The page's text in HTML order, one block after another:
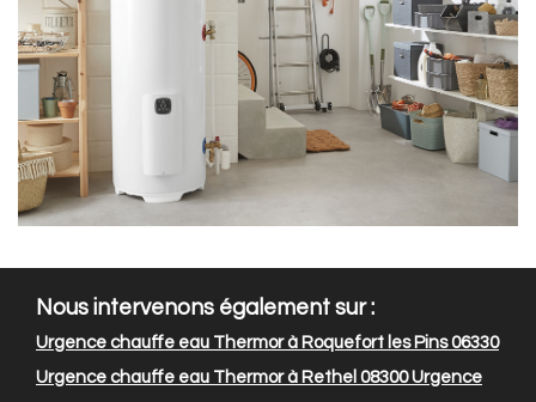
Nous intervenons également sur :
Urgence chauffe eau Thermor à Roquefort les Pins 06330
Urgence chauffe eau Thermor à Rethel 08300Urgence